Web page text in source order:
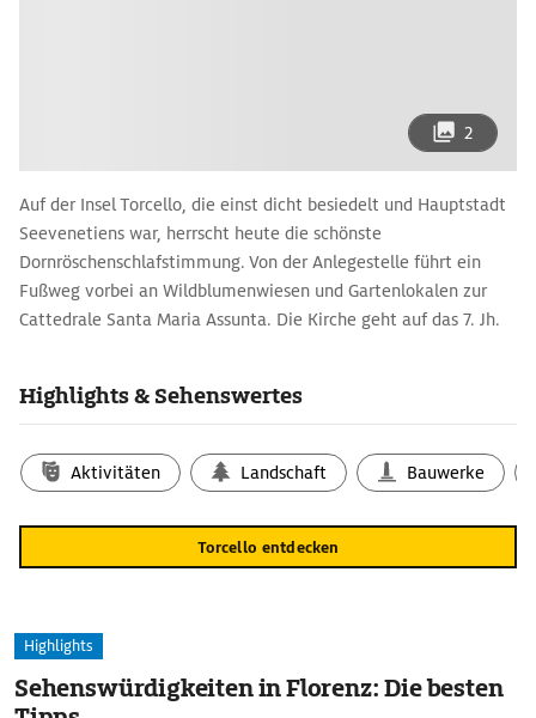
2
Auf der Insel Torcello, die einst dicht besiedelt und Hauptstadt
Seevenetiens war, herrscht heute die schönste
Dornröschenschlafstimmung. Von der Anlegestelle führt ein
Fußweg vorbei an Wildblumenwiesen und Gartenlokalen zur
Cattedrale Santa Maria Assunta. Die Kirche geht auf das 7. Jh.
des ›Jüngsten Gerichts‹ ausspart. Oben erscheint Christus als
Seelen der Verstorbenen und schubsen die, deren Seelen als zu
leicht befunden wurden, in den Höllenschlund. Unten schmoren
die Verdammten in der Hölle, adrett nach Art ihrer
Verfehlungen in Abteilungen geordnet.
Highlights & Sehenswertes
Aktivitäten Landschaft Bauwerke
Torcello entdecken
Highlights
Sehenswürdigkeiten in Florenz: Die besten